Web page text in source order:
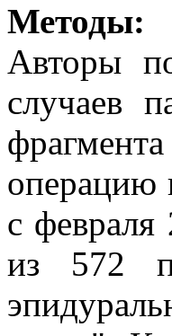
Методы:
Авторы
случаев
операцию
с
из 572